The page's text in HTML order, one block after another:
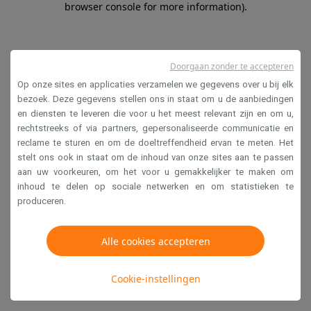
browser console for more information).
Op onze sites en applicaties verzamelen we gegevens over u bij elk
bezoek. Deze gegevens stellen ons in staat om u de aanbiedingen
en diensten te leveren die voor u het meest relevant zijn en om u,
rechtstreeks of via partners, gepersonaliseerde communicatie en
reclame te sturen en om de doeltreffendheid ervan te meten. Het
stelt ons ook in staat om de inhoud van onze sites aan te passen
aan uw voorkeuren, om het voor u gemakkelijker te maken om
inhoud te delen op sociale netwerken en om statistieken te
produceren.
Alle cookies accepteren
Cookie-instellingen
Doorgaan zonder te accepteren